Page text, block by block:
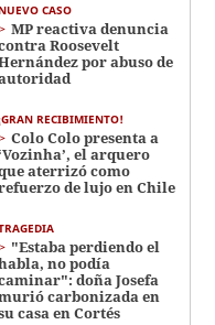
CASO
MP reactiva denuncia
Roosevelt
por abuso de
RECIBIMIENTO!
Colo Colo presenta a
el arquero
aterrizó como
de lujo en Chile
"Estaba perdiendo el
no podía
doña Josefa
carbonizada en
casa en Cortés